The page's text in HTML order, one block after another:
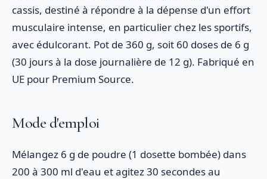
cassis, destiné à répondre à la dépense d'un effort
musculaire intense, en particulier chez les sportifs,
avec édulcorant. Pot de 360 g, soit 60 doses de 6 g
(30 jours à la dose journalière de 12 g). Fabriqué en
UE pour Premium Source.
Mode d'emploi
Mélangez 6 g de poudre (1 dosette bombée) dans
200 à 300 ml d'eau et agitez 30 secondes au